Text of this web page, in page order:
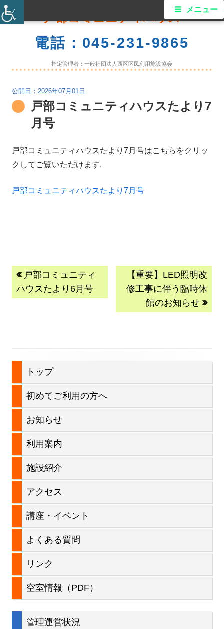
コ
ン
戸部コミュニティハウス
電話：045-231-9865
指定管理者：一般社団法人西区区民利用施設協会
メ
メニュー
2026年07月01日
戸部コミュニティハウスたより7
月号
戸部コミュニティハウスたより7月号はこちらをクリッ
クしてご覧いただけます.
戸部コミュニティハウスたより7月号
投
稿
ゲ
ー
シ
前
の
戸部コミュニティ
ハウスたより6月号
次
の
【重要】LED照明改
修工事に伴う臨時休
館のお知らせ
サ
イ
ド
バ
トップ
初めてご利用の方へ
お知らせ
利用案内
施設紹介
アクセス
講座・イベント
よくある質問
リンク
空室情報（PDF）
管理運営状況